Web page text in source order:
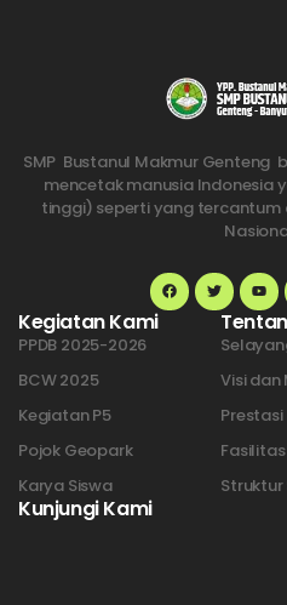
SMP Bustanul Makmur Genteng
mencetak manusia Indonesia
tinggi) seperti yang tercantum
Kegiatan Kami
PPDB 2025-2026
BCW 2025
Kegiatan P5
Pojok Geopark
Karya Siswa
Visi dan
Prestasi
Fasilitas
Struktur
Kunjungi Kami